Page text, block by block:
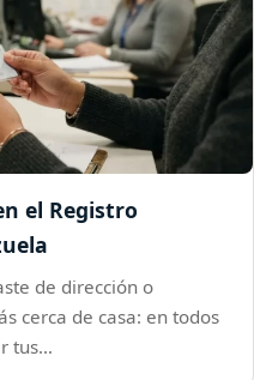
el Registro
de dirección o
cerca de casa: en todos
tus…